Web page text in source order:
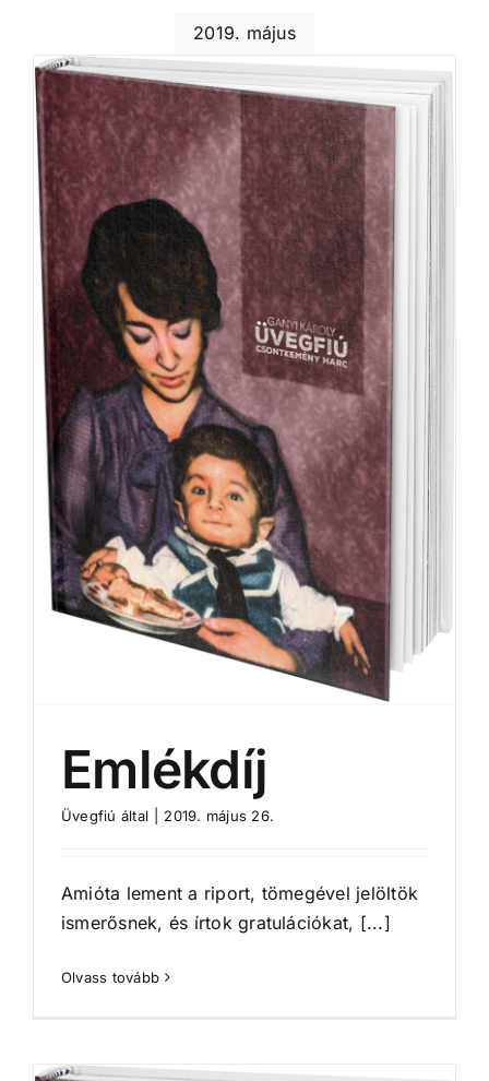
2019. május
Emlékdíj
Üvegfiú által 2019. május 26.
Amióta lement a riport, tömegével jelöltök
ismerősnek, és írtok gratulációkat, [...]
Olvass tovább